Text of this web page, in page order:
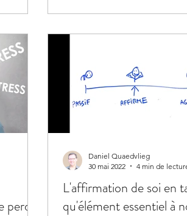
L'affirmation de soi en
qu'élément essentiel à
Daniel Quaedvlieg
30 mai 2022
4 min de